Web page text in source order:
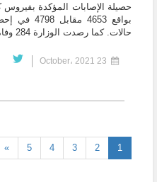
حالات. كما رصدت الوزارة 284 وفاة ناجمة عن المرض مقابل 322 ...
1
(current)
2
3
4
5
»